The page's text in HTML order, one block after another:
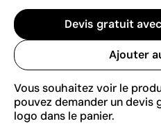
Devis gratuit
Ajouter
Vous souhaitez voir le
pouvez demander un devis
logo dans le panier.